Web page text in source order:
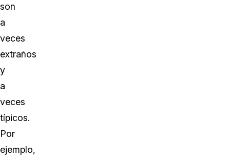
son
a
veces
extraños
y
a
veces
típicos.
Por
ejemplo,